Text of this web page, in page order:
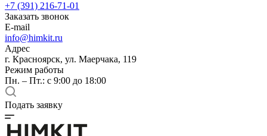
+7 (391) 216-71-01
Заказать звонок
E-mail
info@himkit.ru
Адрес
г. Красноярск, ул. Маерчака, 119
Режим работы
Пн. – Пт.: с 9:00 до 18:00
Подать заявку